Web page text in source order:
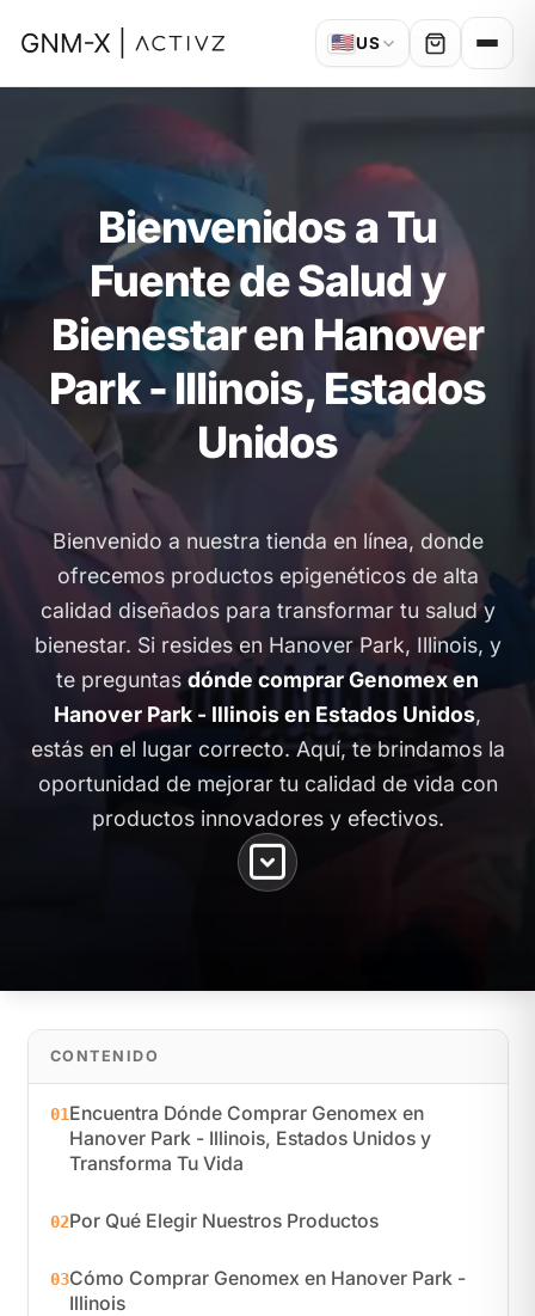
🇺🇸US
Bienvenidos a Tu
Fuente de Salud y
Bienestar en Hanover
Park - Illinois, Estados
Unidos
Bienvenido a nuestra tienda en línea, donde
ofrecemos productos epigenéticos de alta
calidad diseñados para transformar tu salud y
bienestar. Si resides en Hanover Park, Illinois, y
te preguntas dónde comprar Genomex en
Hanover Park - Illinois en Estados Unidos,
estás en el lugar correcto. Aquí, te brindamos la
oportunidad de mejorar tu calidad de vida con
productos innovadores y efectivos.
CONTENIDO
01Encuentra Dónde Comprar Genomex en
Hanover Park - Illinois, Estados Unidos y
Transforma Tu Vida
02Por Qué Elegir Nuestros Productos
03Cómo Comprar Genomex en Hanover Park -
Illinois